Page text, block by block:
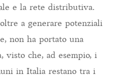
e la rete distributiva.
a generare potenziali
non ha portato una
visto che, ad esempio, i
in Italia restano tra i